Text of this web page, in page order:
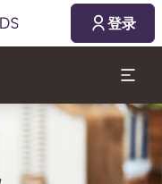
登录